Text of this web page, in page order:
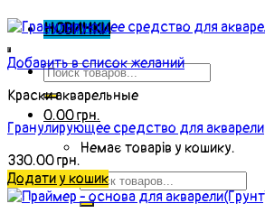
НОВИНКИ
0.00грн.
Немає товарів у кошику.
Добавить в список желаний
Краски акварельные
Гранулирующее средство для акварели
330.00грн.
Додати у кошик